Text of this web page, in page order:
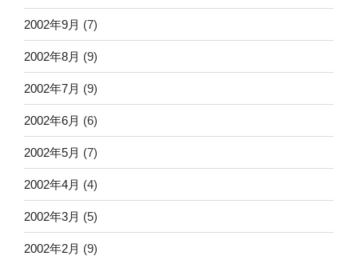
2002年9月 (7)
2002年8月 (9)
2002年7月 (9)
2002年6月 (6)
2002年5月 (7)
2002年4月 (4)
2002年3月 (5)
2002年2月 (9)